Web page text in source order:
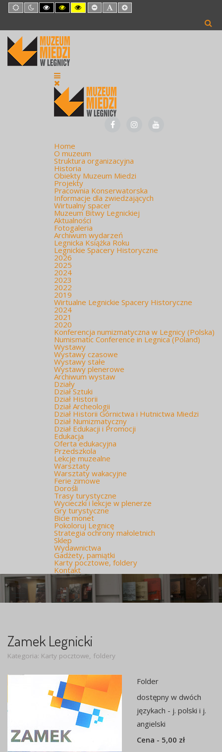
Default
mode
Night
mode
High
Contrast
mode
High
Contrast
mode
High
Contrast
mode
Set
Smaller
Set
Default
Set
Larger
Home
O muzeum
Struktura organizacyjna
Historia
Obiekty Muzeum Miedzi
Projekty
Pracownia Konserwatorska
Informacje dla zwiedzających
Wirtualny spacer
Muzeum Bitwy Legnickiej
Aktualności
Fotogaleria
Archiwum wydarzeń
Legnicka Książka Roku
Legnickie Spacery Historyczne
2026
2025
2024
2023
2022
2019
Wirtualne Legnickie Spacery Historyczne
2024
2021
2020
Konferencja numizmatyczna w Legnicy (Polska)
Numismatic Conference in Legnica (Poland)
Wystawy
Wystawy czasowe
Wystawy stałe
Wystawy plenerowe
Archiwum wystaw
Działy
Dział Sztuki
Dział Historii
Dział Archeologii
Dział Historii Górnictwa i Hutnictwa Miedzi
Dział Numizmatyczny
Dział Edukacji i Promocji
Edukacja
Oferta edukacyjna
Przedszkola
Lekcje muzealne
Warsztaty
Warsztaty wakacyjne
Ferie zimowe
Dorośli
Trasy turystyczne
Wycieczki i lekcje w plenerze
Gry turystyczne
Bicie monet
Pokoloruj Legnicę
Strategia ochrony małoletnich
Sklep
Wydawnictwa
Gadżety, pamiątki
Karty pocztowe, foldery
Kontakt
Zamek Legnicki
Kategoria: Karty pocztowe, foldery
Folder
dostępny w dwóch
językach - j. polski i j.
angielski
Cena - 5,00 zł